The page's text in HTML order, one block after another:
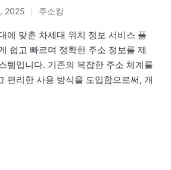
2025
Posted
in
주소킹
에 맞춘 차세대 위치 정보 서비스 플
쉽고 빠르며 정확한 주소 정보를 제
템입니다. 기존의 복잡한 주소 체계를
편리한 사용 방식을 도입함으로써, 개